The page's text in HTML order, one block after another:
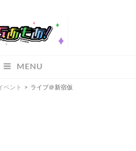
MENU
ベント > ライブ＠新宿仮